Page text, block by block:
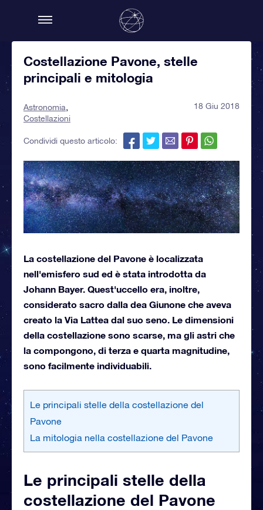
Costellazione Pavone, stelle
principali e mitologia
Astronomia
Costellazioni
18 Giu 2018
Condividi questo articolo:
La costellazione del Pavone è localizzata
nell'emisfero sud ed è stata introdotta da
Johann Bayer. Quest'uccello era, inoltre,
considerato sacro dalla dea Giunone che aveva
creato la Via Lattea dal suo seno. Le dimensioni
della costellazione sono scarse, ma gli astri che
la compongono, di terza e quarta magnitudine,
sono facilmente individuabili.
Le principali stelle della costellazione del
Pavone
La mitologia nella costellazione del Pavone
Le principali stelle della
costellazione del Pavone